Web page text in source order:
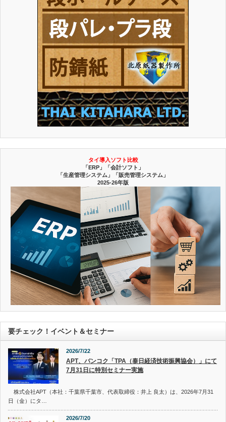
タイ導入ソフト比較
「ERP」「会計ソフト」
「生産管理システム」「販売管理システム」
2025-26年版
要チェック！イベント＆セミナー
2026/7/22
APT、バンコク「TPA（泰日経済技術振興協会）」にて
7月31日に特別セミナー実施
株式会社APT（本社：千葉県千葉市、代表取締役：井上 良太）は、2026年7月31
日（金）にタ…
2026/7/20